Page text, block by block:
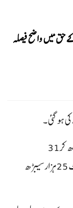
حق میں واضح فیصلہ
مارکیٹ میں 645 واٹ کی پلیٹ 22ہزارسے بڑھ کر31
ہزار200روپے کی ہوگئی جبکہ 720 واٹ کی پلیٹ 25 ہزارسیبڑھ